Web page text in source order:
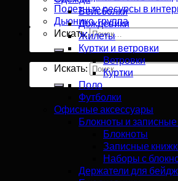
Полезные ресурсы в
Дьюнико, группа
Искать:
Искать:
Бейсболки
Дождевики
Жилеты
Куртки и ветровки
Ветровки
Куртки
Поло
Футболки
Офисные аксессуары
Блокноты и записные
Блокноты
Записные
Наборы с
Держатели для